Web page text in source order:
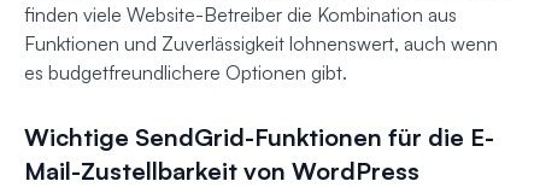
finden viele Website-Betreiber die Kombination aus
Funktionen und Zuverlässigkeit lohnenswert, auch wenn
es budgetfreundlichere Optionen gibt.
Wichtige SendGrid-Funktionen für die E-
Mail-Zustellbarkeit von WordPress